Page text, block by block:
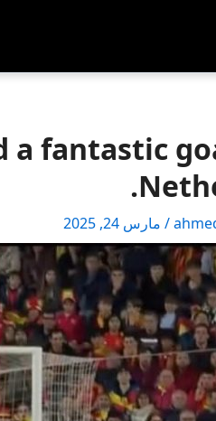
a fantastic
/ مارس 24, 2025